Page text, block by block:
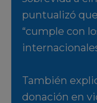
puntualizó
“cumple con
También
donación en